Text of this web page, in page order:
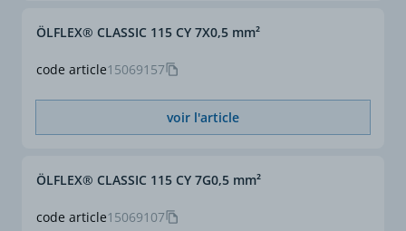
code article15069157
ÖLFLEX® CLASSIC 115 CY 7X0,5 mm²
voir l'article
code article15069107
ÖLFLEX® CLASSIC 115 CY 7G0,5 mm²